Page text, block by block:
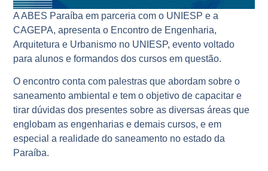
A ABES Paraíba em parceria com o UNIESP e a
CAGEPA, apresenta o Encontro de Engenharia,
Arquitetura e Urbanismo no UNIESP, evento voltado
para alunos e formandos dos cursos em questão.
O encontro conta com palestras que abordam sobre o
saneamento ambiental e tem o objetivo de capacitar e
tirar dúvidas dos presentes sobre as diversas áreas que
englobam as engenharias e demais cursos, e em
especial a realidade do saneamento no estado da
Paraíba.